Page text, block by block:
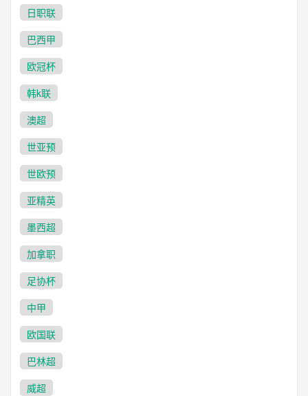
日职联
巴西甲
欧冠杯
韩k联
澳超
世亚预
世欧预
亚精英
墨西超
加拿职
足协杯
中甲
欧国联
巴林超
威超